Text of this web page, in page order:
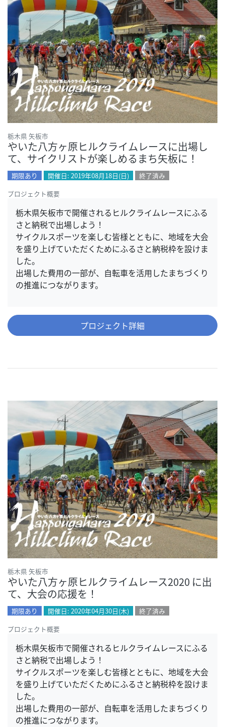
栃木県 矢板市
やいた八方ヶ原ヒルクライムレースに出場し
て、サイクリストが楽しめるまち矢板に！
期限あり 開催日: 2019年08月18日(日)
終了済み
プロジェクト概要
栃木県矢板市で開催されるヒルクライムレースにふる
さと納税で出場しよう！
サイクルスポーツを楽しむ皆様とともに、地域を大会
を盛り上げていただくためにふるさと納税枠を設けま
した。
出場した費用の一部が、自転車を活用したまちづくり
の推進につながります。
プロジェクト詳細
栃木県 矢板市
やいた八方ヶ原ヒルクライムレース2020 に出
て、大会の応援を！
期限あり 開催日: 2020年04月30日(木)
終了済み
プロジェクト概要
栃木県矢板市で開催されるヒルクライムレースにふる
さと納税で出場しよう！
サイクルスポーツを楽しむ皆様とともに、地域を大会
を盛り上げていただくためにふるさと納税枠を設けま
した。
出場した費用の一部が、自転車を活用したまちづくり
の推進につながります。